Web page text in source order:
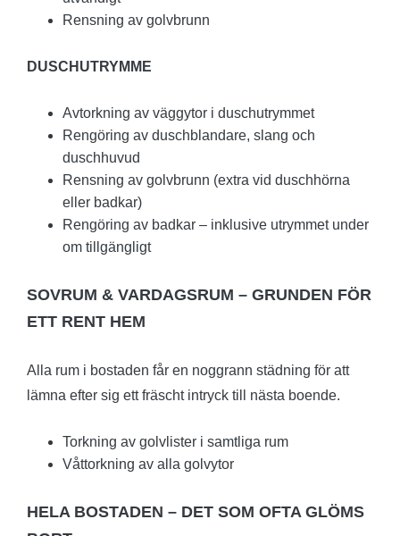
Rensning av golvbrunn
DUSCHUTRYMME
Avtorkning av väggytor i duschutrymmet
Rengöring av duschblandare, slang och
duschhuvud
Rensning av golvbrunn (extra vid duschhörna
eller badkar)
Rengöring av badkar – inklusive utrymmet under
om tillgängligt
SOVRUM & VARDAGSRUM – GRUNDEN FÖR
ETT RENT HEM
Alla rum i bostaden får en noggrann städning för att
lämna efter sig ett fräscht intryck till nästa boende.
Torkning av golvlister i samtliga rum
Våttorkning av alla golvytor
HELA BOSTADEN – DET SOM OFTA GLÖMS